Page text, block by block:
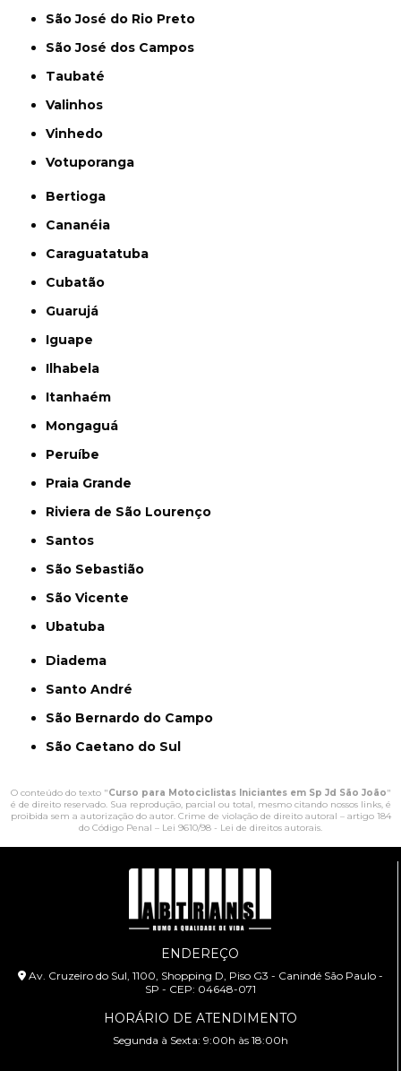
São José do Rio Preto
São José dos Campos
Taubaté
Valinhos
Vinhedo
Votuporanga
Bertioga
Cananéia
Caraguatatuba
Cubatão
Guarujá
Iguape
Ilhabela
Itanhaém
Mongaguá
Peruíbe
Praia Grande
Riviera de São Lourenço
Santos
São Sebastião
São Vicente
Ubatuba
Diadema
Santo André
São Bernardo do Campo
São Caetano do Sul
O conteúdo do texto "Curso para Motociclistas Iniciantes em Sp Jd São João"
é de direito reservado. Sua reprodução, parcial ou total, mesmo citando nossos links, é
proibida sem a autorização do autor. Crime de violação de direito autoral – artigo 184
do Código Penal – Lei 9610/98 - Lei de direitos autorais.
ENDEREÇO
Av. Cruzeiro do Sul, 1100, Shopping D, Piso G3 - Canindé São Paulo -
SP - CEP: 04648-071
HORÁRIO DE ATENDIMENTO
Segunda à Sexta: 9:00h às 18:00h